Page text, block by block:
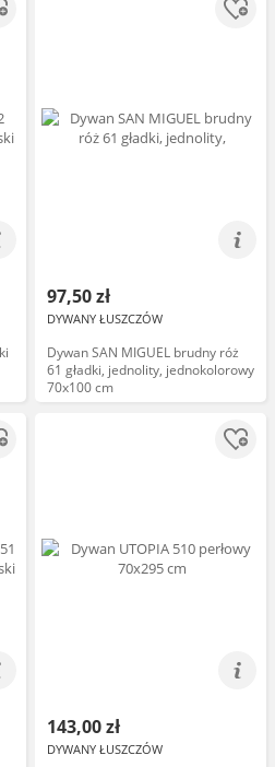
97,50 zł
DYWANY ŁUSZCZÓW
Dywan SAN MIGUEL brudny róż
61 gładki, jednolity, jednokolorowy
70x100 cm
143,00 zł
DYWANY ŁUSZCZÓW